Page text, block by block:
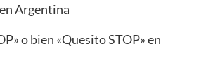
Argentina
o bien «Quesito STOP» en